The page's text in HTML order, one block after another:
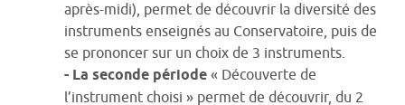
après-midi), permet de découvrir la diversité des
instruments enseignés au Conservatoire, puis de
se prononcer sur un choix de 3 instruments.
- La seconde période « Découverte de
l’instrument choisi » permet de découvrir, du 2